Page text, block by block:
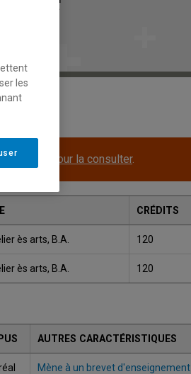
ici pour la consulter.
CRÉDITS
ès arts, B.A. 120
ès arts, B.A. 120
AUTRES CARACTÉRISTIQUES
Mène à un brevet d'enseignement
les